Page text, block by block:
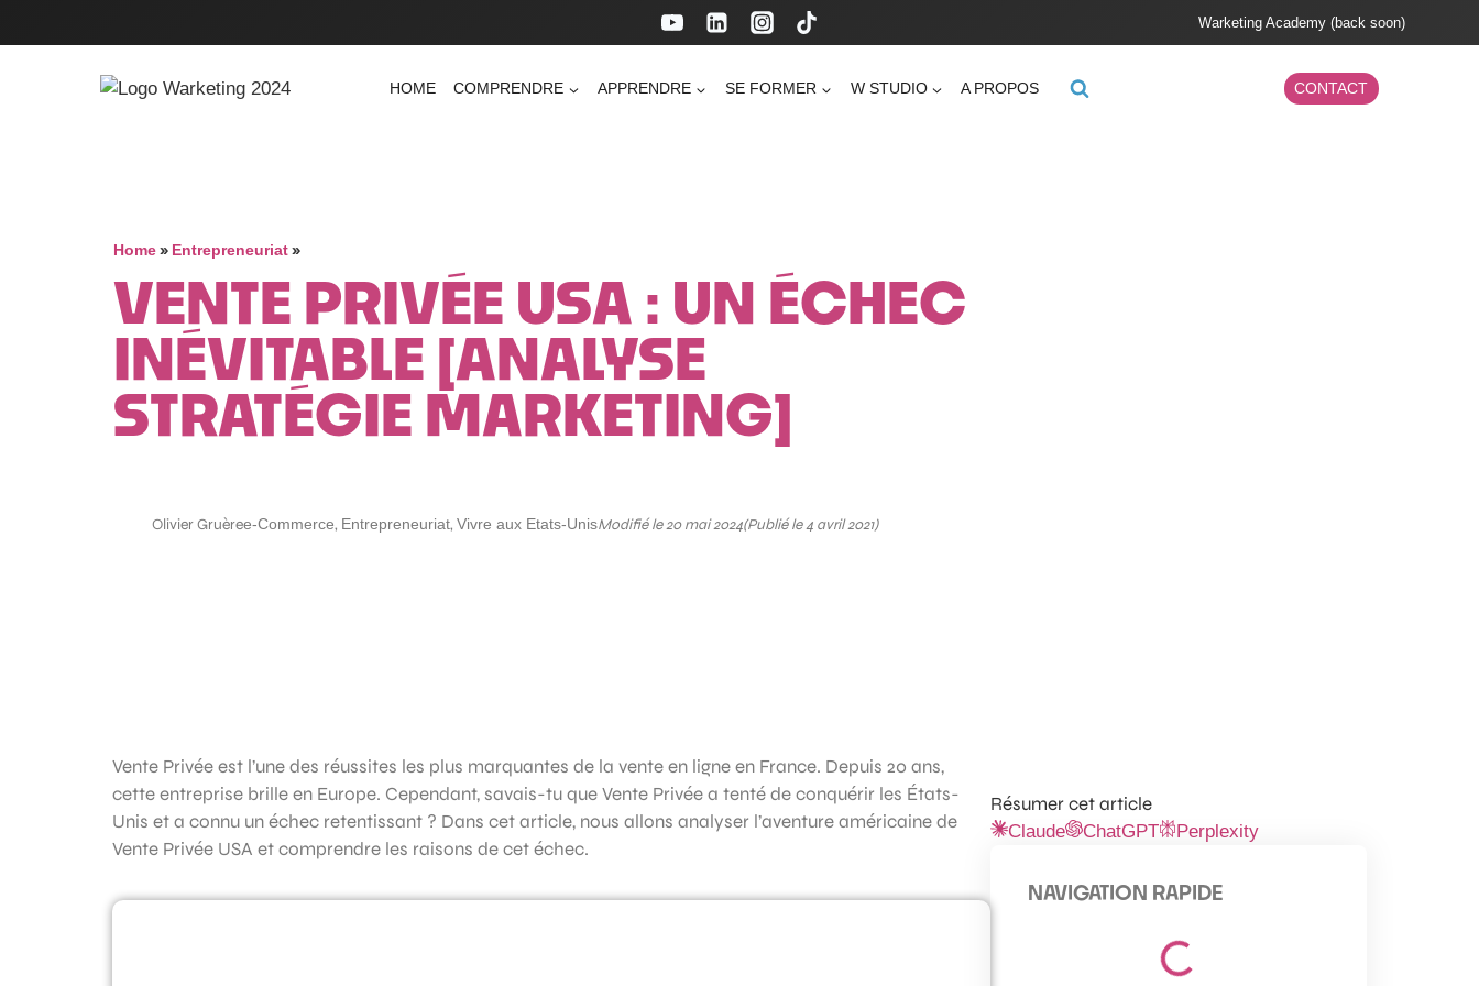
Warketing Academy (back soon)
HOME COMPRENDRE APPRENDRE SE FORMER W STUDIO A PROPOS CONTACT
Home» Entrepreneuriat»
VENTE PRIVÉE USA : UN ÉCHEC
INÉVITABLE [ANALYSE
STRATÉGIE MARKETING]
Olivier Gruèree-Commerce, Entrepreneuriat, Vivre aux Etats-UnisModifié le 20 mai 2024(Publié le 4 avril 2021)
Vente Privée est l’une des réussites les plus marquantes de la vente en ligne en France. Depuis 20 ans,
cette entreprise brille en Europe. Cependant, savais-tu que Vente Privée a tenté de conquérir les États-
Unis et a connu un échec retentissant ? Dans cet article, nous allons analyser l’aventure américaine de
Vente Privée USA et comprendre les raisons de cet échec.
Résumer cet article
Claude ChatGPT Perplexity
NAVIGATION RAPIDE